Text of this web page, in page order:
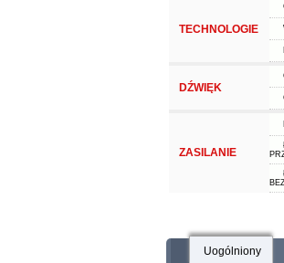
TECHNOLOGIE
DŹWIĘK
ZASILANIE
Uogólniony